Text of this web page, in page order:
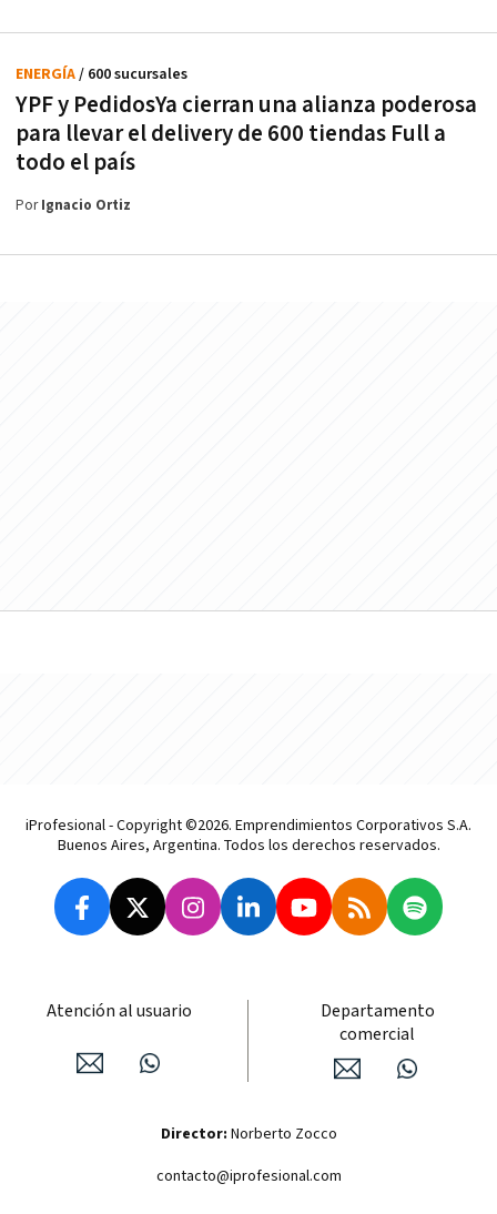
YPF y PedidosYa cierran una alianza poderosa
para llevar el delivery de 600 tiendas Full a
todo el país
ENERGÍA/ 600 sucursales
PorIgnacio Ortiz
iProfesional - Copyright ©2026. Emprendimientos Corporativos S.A.
Buenos Aires, Argentina. Todos los derechos reservados.
Atención al usuario
Departamento
comercial
Director: Norberto Zocco
contacto@iprofesional.com